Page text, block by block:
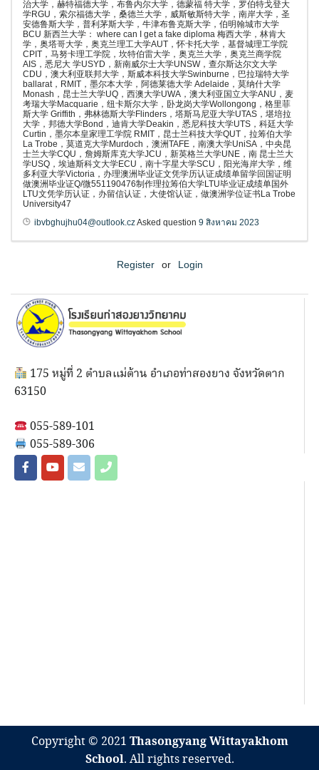
治大学，赫特福德大学，布鲁内尔大学，德蒙福 特大学，罗伯特戈登大
学RGU，索尔福德大学，桑德兰大学，威斯敏斯特大学，南岸大学，圣
安德鲁斯大学，普利茅斯大学，牛津布鲁克斯大学，伯明翰城市大学
BCU 新西兰大学： where can I get a fake diploma 梅西大学，林肯大
学，奥塔哥大学，奥克兰理工大学AUT，怀卡托大学，基督城理工学院
CPIT，马努卡理工学院，坎特伯雷大学，奥克兰大学，奥克兰商学院
AIS，悉尼大 学USYD，新南威尔士大学UNSW，查尔斯达尔文大学
CDU，澳大利亚联邦大学，斯威本科技大学Swinburne，巴拉瑞特大学
ballarat，RMIT，墨尔本大学，阿德莱德大学 Adelaide，莫纳什大学
Monash，昆士兰大学UQ，西澳大学UWA，澳大利亚国立大学ANU，麦
考瑞大学Macquarie，纽卡斯尔大学，卧龙岗大学Wollongong，格里菲
斯大学 Griffith，弗林德斯大学Flinders，塔斯马尼亚大学UTAS，堪培拉
大学，邦德大学Bond，迪肯大学Deakin，悉尼科技大学UTS，科廷大学
Curtin，墨尔本皇家理工学院 RMIT，昆士兰科技大学QUT，拉筹伯大学
La Trobe，莫道克大学Murdoch，澳洲TAFE，南澳大学UniSA，中央昆
士兰大学CQU，詹姆斯库克大学JCU，新英格兰大学UNE，南 昆士兰大
学USQ，埃迪斯科文大学ECU，南十字星大学SCU，阳光海岸大学，维
多利亚大学Victoria，办理澳洲毕业证文凭学历认证成绩单留学回国证明
做澳洲毕业证Q/微551190476制作理拉筹伯大学LTU毕业证成绩单国外
LTU文凭学历认证，办留信认证，大使馆认证，做澳洲学位证书La Trobe
University47
ibvbghujhu04@outlook.czAsked question 9 สิงหาคม 2023
Register or Login
175 หมู่ที่ 2 ตำบลแม่ต้าน อำเภอท่าสองยาง จังหวัดตาก
63150
055-589-101
055-589-306
Copyright © 2021 Thasongyang Wittayakhom
School. All rights reserved.